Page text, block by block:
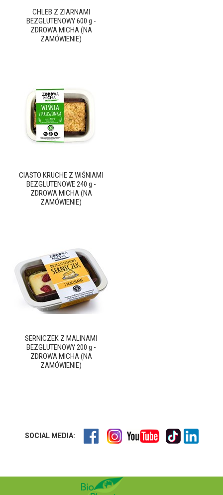
CHLEB Z ZIARNAMI
BEZGLUTENOWY 600 g -
ZDROWA MICHA (NA
ZAMÓWIENIE)
CIASTO KRUCHE Z WIŚNIAMI
BEZGLUTENOWE 240 g -
ZDROWA MICHA (NA
ZAMÓWIENIE)
SERNICZEK Z MALINAMI
BEZGLUTENOWY 200 g -
ZDROWA MICHA (NA
ZAMÓWIENIE)
SOCIAL MEDIA: